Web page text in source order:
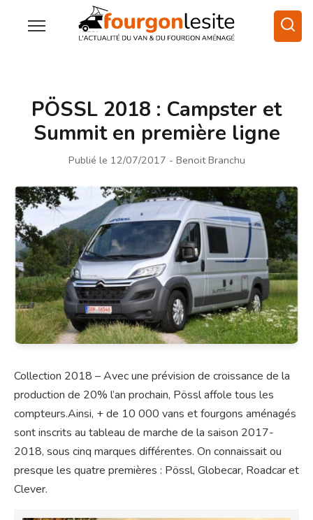
PÖSSL 2018 : Campster et
Summit en première ligne
Publié le 12/07/2017 - Benoit Branchu
Collection 2018 – Avec une prévision de croissance de la
production de 20% l’an prochain, Pössl affole tous les
compteurs.Ainsi, + de 10 000 vans et fourgons aménagés
sont inscrits au tableau de marche de la saison 2017-
2018, sous cinq marques différentes. On connaissait ou
presque les quatre premières : Pössl, Globecar, Roadcar et
Clever.